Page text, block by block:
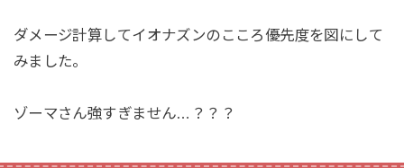
ダメージ計算してイオナズンのこころ優先度を図にして
みました。
ゾーマさん強すぎません…？？？